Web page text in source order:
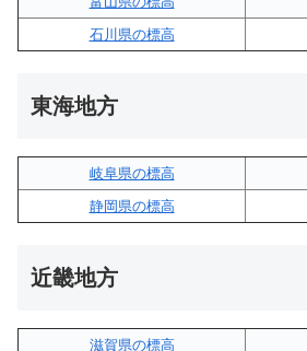
石川県の標高
東海地方
岐阜県の標高
静岡県の標高
近畿地方
滋賀県の標高